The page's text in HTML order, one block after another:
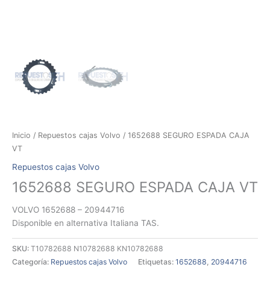
Inicio / Repuestos cajas Volvo / 1652688 SEGURO ESPADA CAJA
VT
Repuestos cajas Volvo
1652688 SEGURO ESPADA CAJA VT
VOLVO 1652688 – 20944716
Disponible en alternativa Italiana TAS.
SKU: T10782688 N10782688 KN10782688
Categoría: Repuestos cajas Volvo Etiquetas: 1652688, 20944716